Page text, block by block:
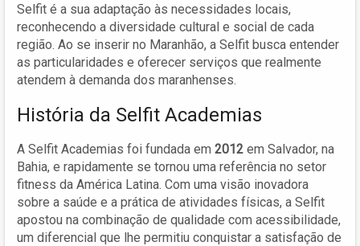
Selfit é a sua adaptação às necessidades locais,
reconhecendo a diversidade cultural e social de cada
região. Ao se inserir no Maranhão, a Selfit busca entender
as particularidades e oferecer serviços que realmente
atendem à demanda dos maranhenses.
História da Selfit Academias
A Selfit Academias foi fundada em 2012 em Salvador, na
Bahia, e rapidamente se tornou uma referência no setor
fitness da América Latina. Com uma visão inovadora
sobre a saúde e a prática de atividades físicas, a Selfit
apostou na combinação de qualidade com acessibilidade,
um diferencial que lhe permitiu conquistar a satisfação de